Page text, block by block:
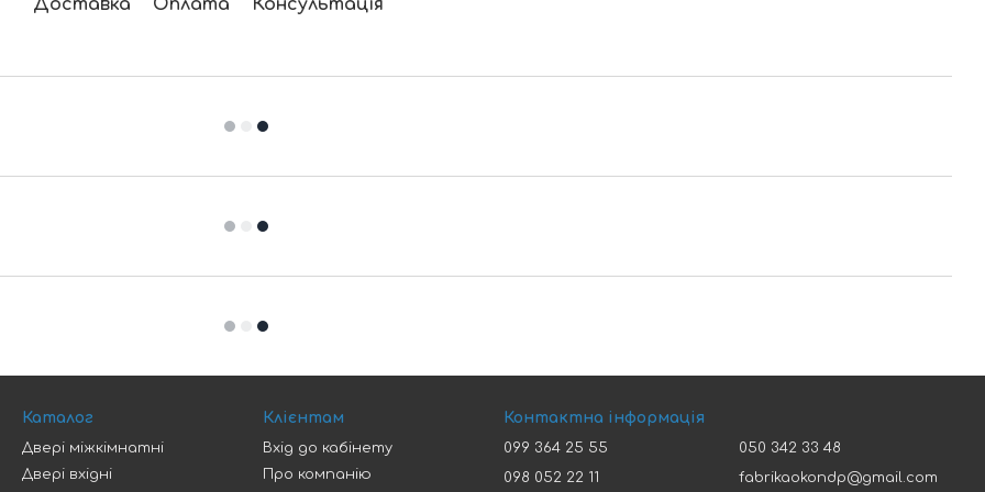
Доставка Оплата Консультація
Каталог
Двері міжкімнатні
Двері вхідні
Клієнтам
Вхід до кабінету
Про компанію
Контактна інформація
099 364 25 55
098 052 22 11
050 342 33 48
fabrikaokondp@gmail.com